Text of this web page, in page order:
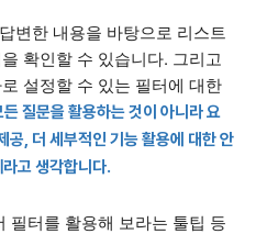
변한 내용을 바탕으로 리스트
확인할 수 있습니다. 그리고
설정할 수 있는 필터에 대한
든 질문을 활용하는 것이 아니라 요
공, 더 세부적인 기능 활용에 대한 안
고 생각합니다.
필터를 활용해 보라는 툴팁 등